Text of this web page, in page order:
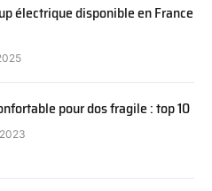
électrique disponible en France
pour dos fragile : top 10